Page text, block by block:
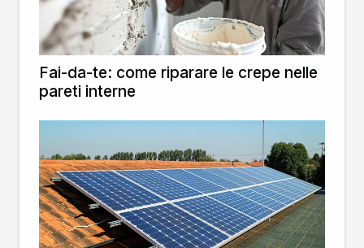
Fai-da-te: come riparare le crepe nelle
pareti interne